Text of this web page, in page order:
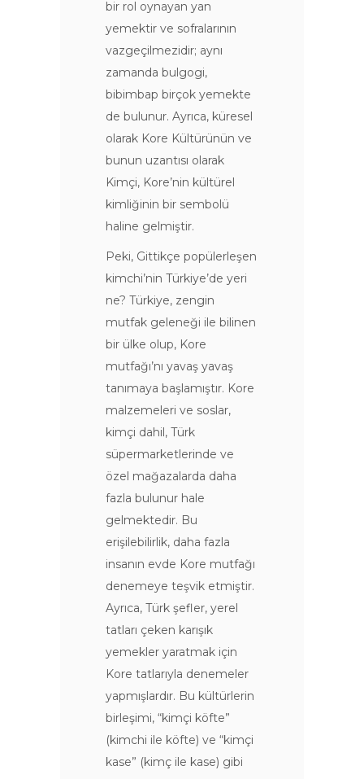
bir rol oynayan yan
yemektir ve sofralarının
vazgeçilmezidir; aynı
zamanda bulgogi,
bibimbap birçok yemekte
de bulunur. Ayrıca, küresel
olarak Kore Kültürünün ve
bunun uzantısı olarak
Kimçi, Kore’nin kültürel
kimliğinin bir sembolü
haline gelmiştir.
Peki, Gittikçe popülerleşen
kimchi’nin Türkiye’de yeri
ne? Türkiye, zengin
mutfak geleneği ile bilinen
bir ülke olup, Kore
mutfağı’nı yavaş yavaş
tanımaya başlamıştır. Kore
malzemeleri ve soslar,
kimçi dahil, Türk
süpermarketlerinde ve
özel mağazalarda daha
fazla bulunur hale
gelmektedir. Bu
erişilebilirlik, daha fazla
insanın evde Kore mutfağı
denemeye teşvik etmiştir.
Ayrıca, Türk şefler, yerel
tatları çeken karışık
yemekler yaratmak için
Kore tatlarıyla denemeler
yapmışlardır. Bu kültürlerin
birleşimi, “kimçi köfte”
(kimchi ile köfte) ve “kimçi
kase” (kimç ile kase) gibi